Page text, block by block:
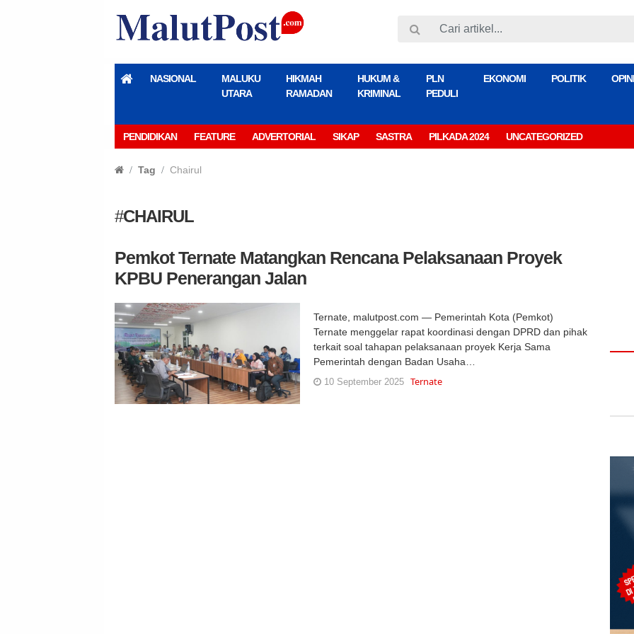
NASIONAL
MALUKU
UTARA
HIKMAH
RAMADAN
HUKUM &
KRIMINAL
PLN
PEDULI
EKONOMI POLITIK OPINI
PENDIDIKAN FEATURE ADVERTORIAL SIKAP SASTRA PILKADA 2024 UNCATEGORIZED
Tag Chairul
#CHAIRUL
Pemkot Ternate Matangkan Rencana Pelaksanaan Proyek
KPBU Penerangan Jalan
Ternate, malutpost.com — Pemerintah Kota (Pemkot)
Ternate menggelar rapat koordinasi dengan DPRD dan pihak
terkait soal tahapan pelaksanaan proyek Kerja Sama
Pemerintah dengan Badan Usaha…
10 September 2025 Ternate